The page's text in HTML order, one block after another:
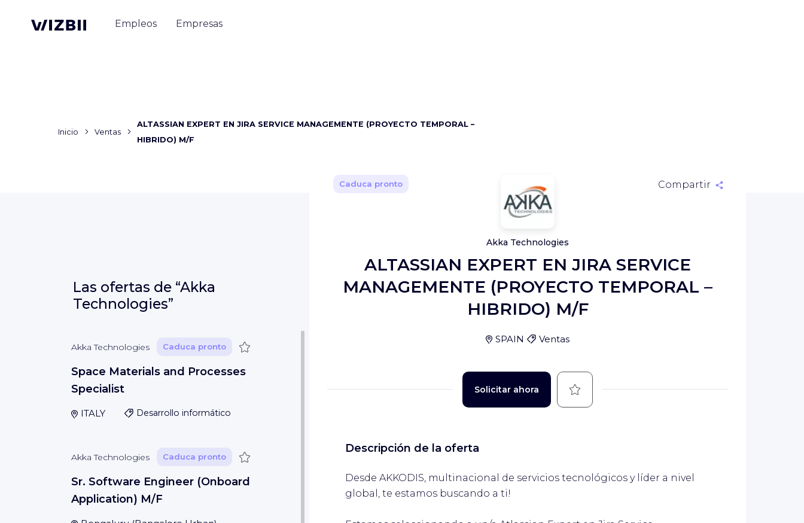
Empleos Empresas
Inicio Ventas
ALTASSIAN EXPERT EN JIRA SERVICE MANAGEMENTE (PROYECTO TEMPORAL –
HIBRIDO) M/F
Las ofertas de“Akka
Technologies”
Akka Technologies Caduca pronto Guardar
Space Materials and Processes
Specialist
ITALY Desarrollo informático
Akka Technologies Caduca pronto Guardar
Sr. Software Engineer (Onboard
Application) M/F
Caduca pronto Compartir
Akka Technologies
ALTASSIAN EXPERT EN JIRA SERVICE
MANAGEMENTE (PROYECTO TEMPORAL –
HIBRIDO) M/F
SPAIN Ventas
Solicitar ahora Guardar
Descripción de la oferta
Desde AKKODIS, multinacional de servicios tecnológicos y líder a nivel
global, te estamos buscando a ti!